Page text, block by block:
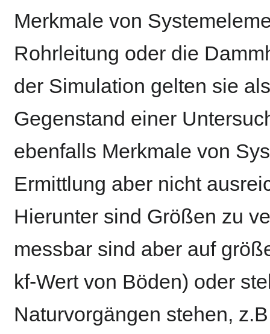
Merkmale von
Rohrleitung oder die
der Simulation gelten sie
Gegenstand einer
ebenfalls Merkmale von
Ermittlung aber nicht
Hierunter sind Größen zu
messbar sind aber auf
kf-Wert von Böden) oder
Naturvorgängen stehen,